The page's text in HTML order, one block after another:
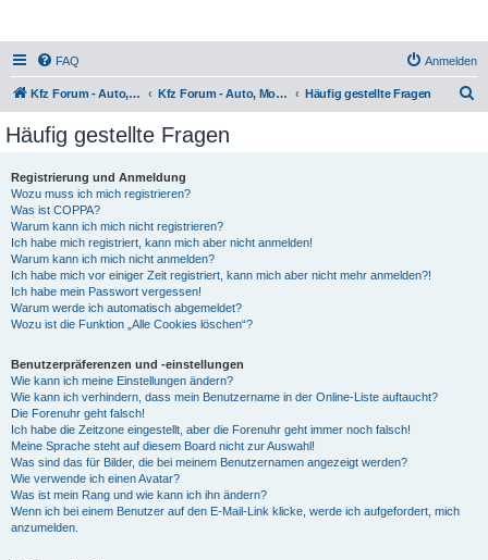
FAQ Anmelden
Kfz Forum - Auto, Motorrad und LKW Kfz Forum - Auto, Motorrad und LKW Häufig gestellte Fragen
Häufig gestellte Fragen
Registrierung und Anmeldung
Wozu muss ich mich registrieren?
Was ist COPPA?
Warum kann ich mich nicht registrieren?
Ich habe mich registriert, kann mich aber nicht anmelden!
Warum kann ich mich nicht anmelden?
Ich habe mich vor einiger Zeit registriert, kann mich aber nicht mehr anmelden?!
Ich habe mein Passwort vergessen!
Warum werde ich automatisch abgemeldet?
Wozu ist die Funktion „Alle Cookies löschen“?
Benutzerpräferenzen und -einstellungen
Wie kann ich meine Einstellungen ändern?
Wie kann ich verhindern, dass mein Benutzername in der Online-Liste auftaucht?
Die Forenuhr geht falsch!
Ich habe die Zeitzone eingestellt, aber die Forenuhr geht immer noch falsch!
Meine Sprache steht auf diesem Board nicht zur Auswahl!
Was sind das für Bilder, die bei meinem Benutzernamen angezeigt werden?
Wie verwende ich einen Avatar?
Was ist mein Rang und wie kann ich ihn ändern?
Wenn ich bei einem Benutzer auf den E-Mail-Link klicke, werde ich aufgefordert, mich
anzumelden.